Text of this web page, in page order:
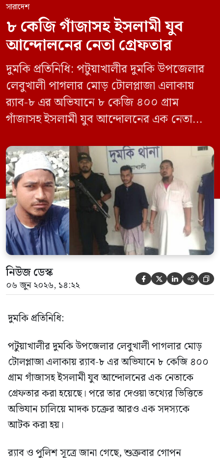
সারাদেশ
৮ কেজি গাঁজাসহ ইসলামী যুব
আন্দোলনের নেতা গ্রেফতার
দুমকি প্রতিনিধি: পটুয়াখালীর দুমকি উপজেলার
লেবুখালী পাগলার মোড় টোলপ্লাজা এলাকায়
র‍্যাব-৮ এর অভিযানে ৮ কেজি ৪০০ গ্রাম
গাঁজাসহ ইসলামী যুব আন্দোলনের এক নেতাকে
ভিত্তিতে অভিযান চালিয়ে মাদক চক্রের আরও
এক সদস্যকে আটক করা হয়। র‍্যাব ও পুলিশ
সূত্রে জানা গেছে, শুক্রবার গোপন সংবাদের
ভিত্তিতে র‍্যাব-৮, সিপিসি-১ পটুয়াখালী ক্যাম্পের
[…]
নিউজ ডেস্ক
০৬ জুন ২০২৬, ১৪:২২     
দুমকি প্রতিনিধি:
পটুয়াখালীর দুমকি উপজেলার লেবুখালী পাগলার মোড়
টোলপ্লাজা এলাকায় র‍্যাব-৮ এর অভিযানে ৮ কেজি ৪০০
গ্রাম গাঁজাসহ ইসলামী যুব আন্দোলনের এক নেতাকে
গ্রেফতার করা হয়েছে। পরে তার দেওয়া তথ্যের ভিত্তিতে
অভিযান চালিয়ে মাদক চক্রের আরও এক সদস্যকে
আটক করা হয়।
র‍্যাব ও পুলিশ সূত্রে জানা গেছে, শুক্রবার গোপন